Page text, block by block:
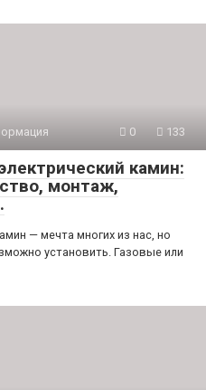
0 133
камин:
монтаж,
— мечта многих из нас, но
установить. Газовые или